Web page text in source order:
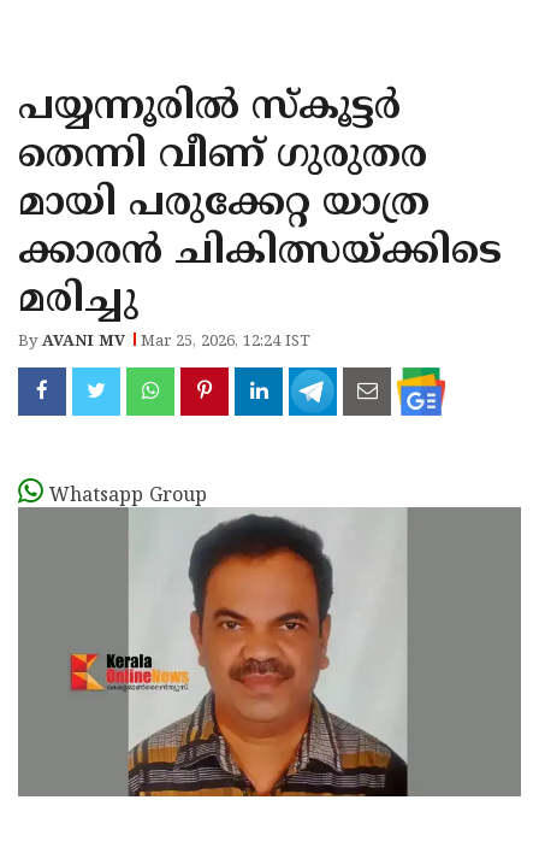
KANNUR
KASARAGOD
പയ്യന്നൂരിൽ സ്കൂട്ടർ
തെന്നി വീണ് ഗുരുതര
മായി പരുക്കേറ്റ യാത്ര
ക്കാരൻ ചികിത്സയ്ക്കിടെ
മരിച്ചു
ByAVANI MV Mar 25, 2026, 12:24 IST
Whatsapp Group